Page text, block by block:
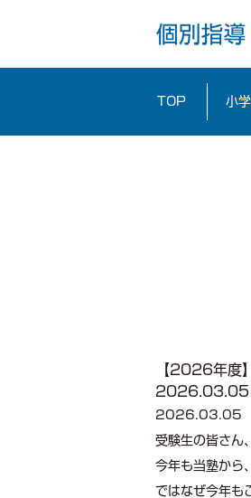
: fileperms(): stat failed
TOP 小
【2026年度
2026.03.05
2026.03.05
受験生の皆さん
今年も当塾から
ではなぜ今年も